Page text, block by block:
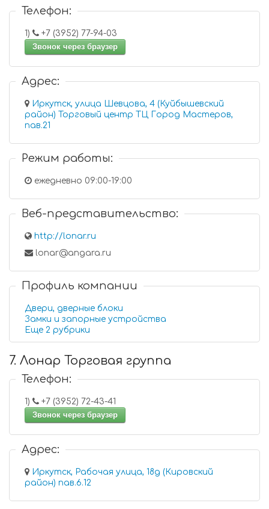
Телефон:
1)
+7 (3952) 77-94-03
Звонок через браузер
Адрес:
Иркутск, улица Шевцова, 4 (Куйбышевский
район) Торговый центр ТЦ Город Мастеров,
пав.21
Режим работы:
ежедневно 09:00-19:00
Веб-представительство:
http://lonar.ru
lonar@angara.ru
Профиль компании
Двери, дверные блоки
Замки и запорные устройства
Еще 2 рубрики
7. Лонар Торговая группа
Телефон:
1)
+7 (3952) 72-43-41
Звонок через браузер
Адрес:
Иркутск, Рабочая улица, 18д (Кировский
район) пав.6.12